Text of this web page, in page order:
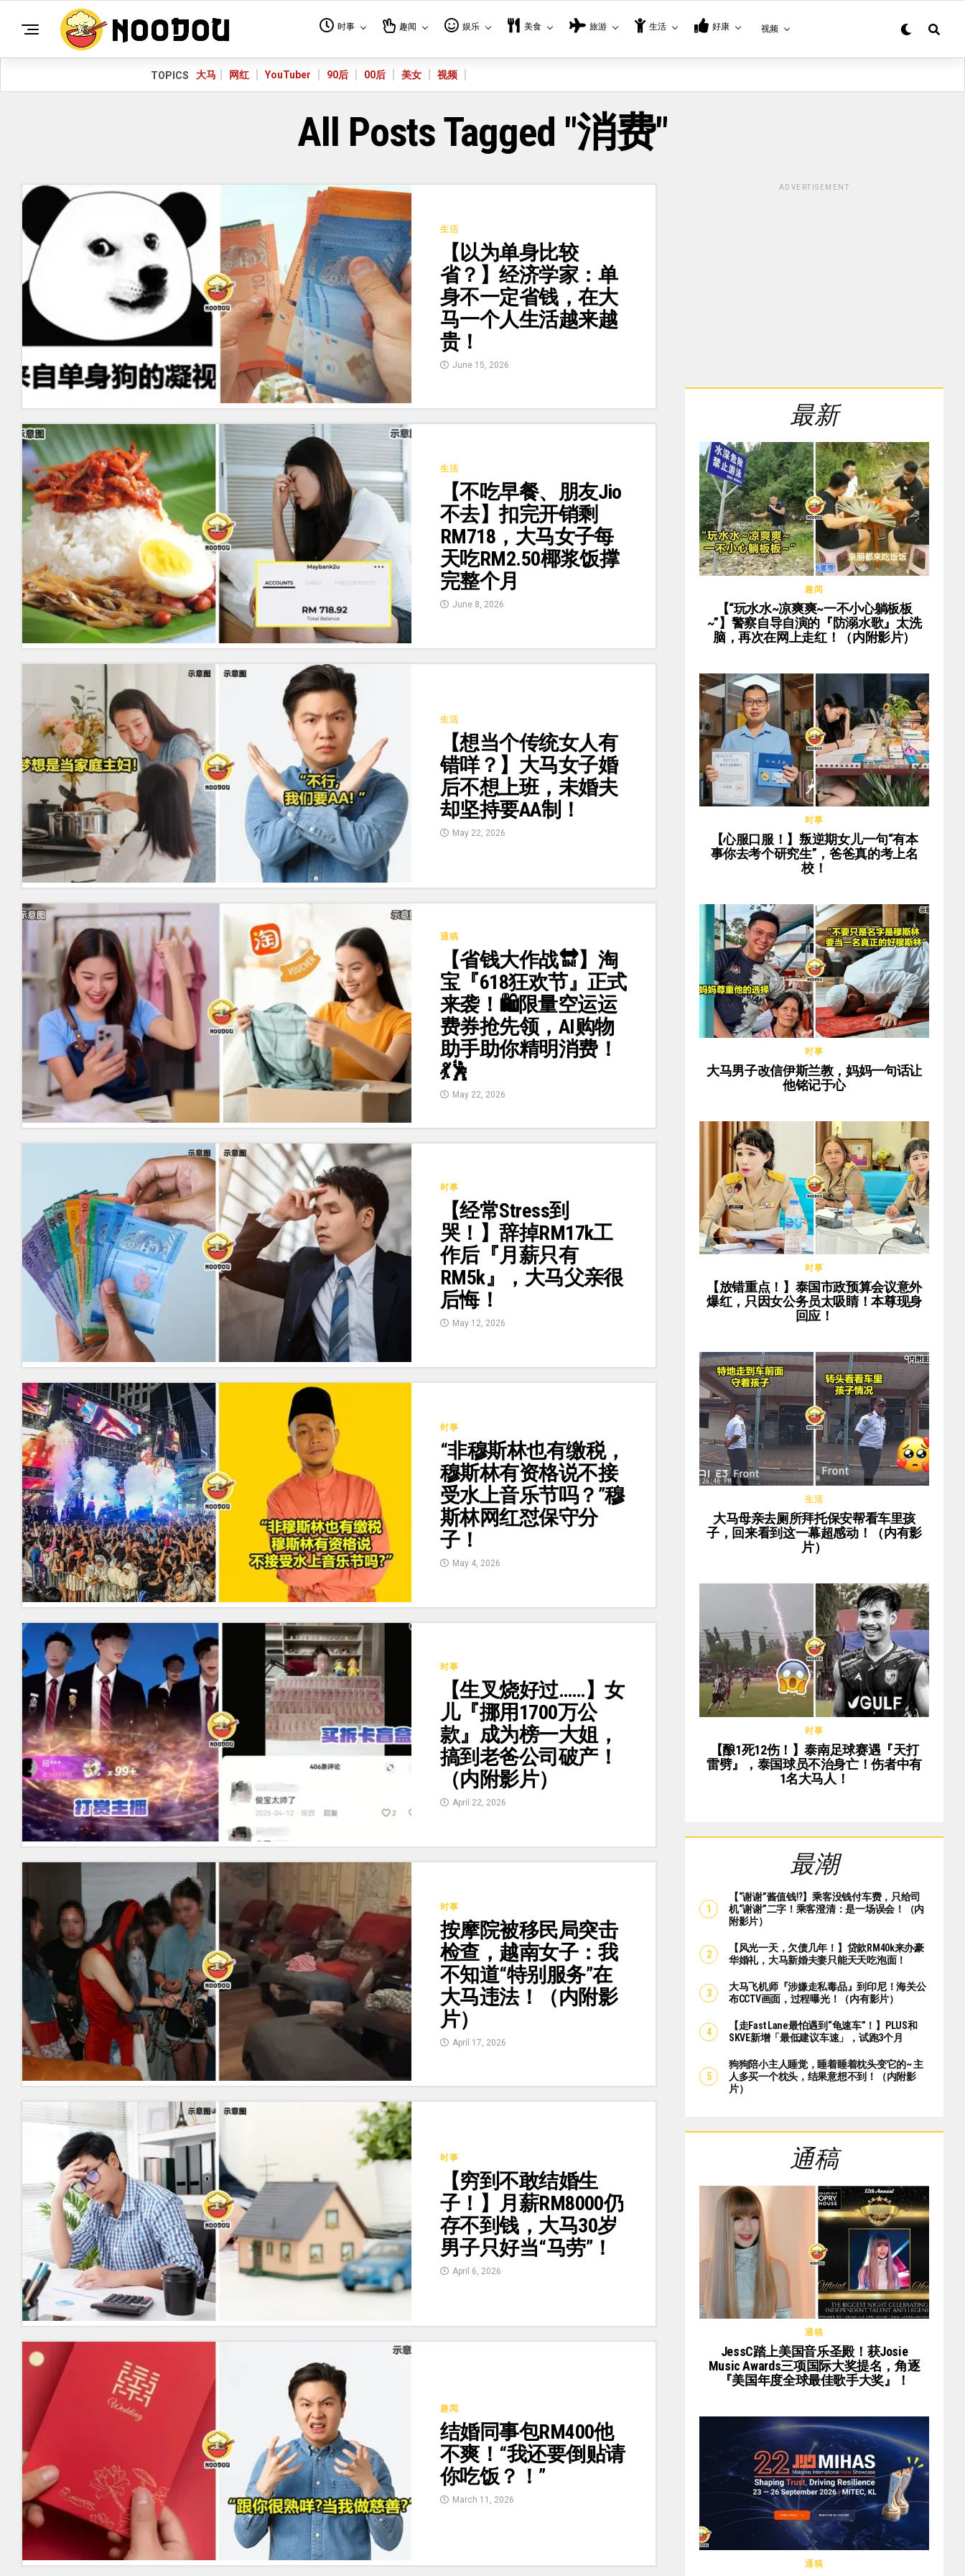
时事 趣闻 娱乐 美食 旅游 生活 好康 视频
TOPICS 大马 网红 YouTuber 90后 00后 美女 视频
All Posts Tagged "消费"
生活
【以为单身比较
省？】经济学家：单
身不一定省钱，在大
马一个人生活越来越
贵！
June 15, 2026
生活
【不吃早餐、朋友Jio
不去】扣完开销剩
RM718，大马女子每
天吃RM2.50椰浆饭撑
完整个月
June 8, 2026
生活
【想当个传统女人有
错咩？】大马女子婚
后不想上班，未婚夫
却坚持要AA制！
May 22, 2026
通稿
【省钱大作战🔛】淘
宝『618狂欢节』正式
来袭！🛍️限量空运运
费券抢先领，AI购物
助手助你精明消费！
💃🕺
May 22, 2026
时事
【经常Stress到
哭！】辞掉RM17k工
作后『月薪只有
RM5k』，大马父亲很
后悔！
May 12, 2026
时事
“非穆斯林也有缴税，
穆斯林有资格说不接
受水上音乐节吗？”穆
斯林网红怼保守分
子！
May 4, 2026
时事
【生叉烧好过……】女
儿『挪用1700万公
款』成为榜一大姐，
搞到老爸公司破产！
（内附影片）
April 22, 2026
时事
按摩院被移民局突击
检查，越南女子：我
不知道“特别服务”在
大马违法！（内附影
片）
April 17, 2026
时事
【穷到不敢结婚生
子！】月薪RM8000仍
存不到钱，大马30岁
男子只好当“马劳”！
April 6, 2026
趣闻
结婚同事包RM400他
不爽！“我还要倒贴请
你吃饭？！”
March 11, 2026
ADVERTISEMENT
最新
趣闻
【“玩水水~凉爽爽~一不小心躺板板
~”】警察自导自演的『防溺水歌』太洗
脑，再次在网上走红！（内附影片）
时事
【心服口服！】叛逆期女儿一句“有本
事你去考个研究生”，爸爸真的考上名
校！
时事
大马男子改信伊斯兰教，妈妈一句话让
他铭记于心
时事
【放错重点！】泰国市政预算会议意外
爆红，只因女公务员太吸睛！本尊现身
回应！
生活
大马母亲去厕所拜托保安帮看车里孩
子，回来看到这一幕超感动！（内有影
片）
时事
【酿1死12伤！】泰南足球赛遇『天打
雷劈』，泰国球员不治身亡！伤者中有
1名大马人！
最潮
【“谢谢”酱值钱⁉️】乘客没钱付车费，只给司
机“谢谢”二字！乘客澄清：是一场误会！（内
附影片）
【风光一天，欠债几年！】贷款RM40k来办豪
华婚礼，大马新婚夫妻只能天天吃泡面！
大马飞机师『涉嫌走私毒品』到印尼！海关公
布CCTV画面，过程曝光！（内有影片）
【走Fast Lane最怕遇到“龟速车”！】PLUS和
SKVE新增「最低建议车速」，试跑3个月
狗狗陪小主人睡觉，睡着睡着枕头变它的~ 主
人多买一个枕头，结果意想不到！（内附影
片）
通稿
通稿
JessC踏上美国音乐圣殿！获Josie
Music Awards三项国际大奖提名，角逐
『美国年度全球最佳歌手大奖』！
通稿